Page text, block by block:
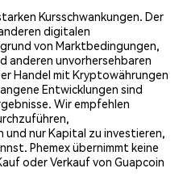
Kursschwankungen. Der
digitalen
von Marktbedingungen,
anderen unvorhersehbaren
Handel mit Kryptowährungen
Entwicklungen sind
Wir empfehlen
und nur Kapital zu investieren,
Phemex übernimmt keine
oder Verkauf von Guapcoin